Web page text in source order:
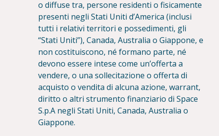
o diffuse tra, persone residenti o fisicamente
presenti negli Stati Uniti d’America (inclusi
tutti i relativi territori e possedimenti, gli
“Stati Uniti”), Canada, Australia o Giappone, e
non costituiscono, né formano parte, né
devono essere intese come un’offerta a
vendere, o una sollecitazione o offerta di
acquisto o vendita di alcuna azione, warrant,
diritto o altri strumento finanziario di Space
S.p.A negli Stati Uniti, Canada, Australia o
Giappone.